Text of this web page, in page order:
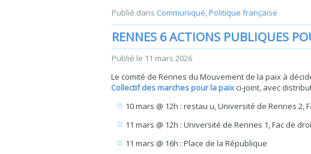
Publié dans Communiqué Politique française
RENNES 6 ACTIONS PUBLIQUES
Publié le 11 mars 2026
Le comité de Rennes du Mouvement de la paix à
Collectif des marches pour la paix ci-joint, avec
10 mars @ 12h : restau u, Université de Rennes 2,
11 mars @ 12h : Université de Rennes 1, Fac de
11 mars @ 16h : Place de la République